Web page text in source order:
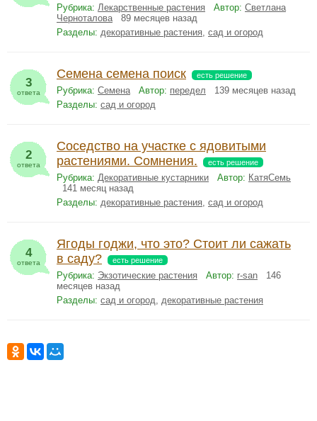
Рубрика: Лекарственные растения Автор: Светлана
Черноталова89 месяцев назад
Разделы: декоративные растения, сад и огород
3
ответа
Семена семена поиск есть решение
Рубрика: Семена Автор: передел 139 месяцев назад
Разделы: сад и огород
2
ответа
Соседство на участке с ядовитыми
растениями. Сомнения.
есть решение
Рубрика: Декоративные кустарники Автор: КатяСемь
141 месяц назад
Разделы: декоративные растения, сад и огород
4
ответа
Ягоды годжи, что это? Стоит ли сажать
в саду?
есть решение
Рубрика: Экзотические растения Автор: r-san 146
месяцев назад
Разделы: сад и огород, декоративные растения